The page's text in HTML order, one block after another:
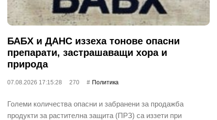
БАБХ и ДАНС иззеха тонове опасни
препарати, застрашаващи хора и
природа
07.08.2026 17:15:28 270 Политика
Големи количества опасни и забранени за продажба
продукти за растителна защита (ПРЗ) са иззети при